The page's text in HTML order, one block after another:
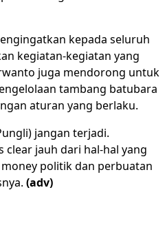
kepada seluruh
kegiatan-kegiatan yang
juga mendorong untuk
tambang batubara
aturan yang berlaku.
jangan terjadi.
clear jauh dari hal-hal yang
politik dan perbuatan
(adv)